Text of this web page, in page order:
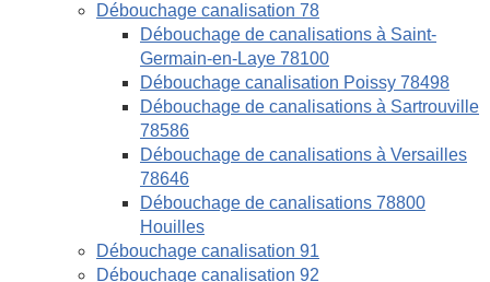
Débouchage canalisation 78
Débouchage de canalisations à Saint-
Germain-en-Laye 78100
Débouchage canalisation Poissy 78498
Débouchage de canalisations à Sartrouville
78586
Débouchage de canalisations à Versailles
78646
Débouchage de canalisations 78800
Houilles
Débouchage canalisation 91
Débouchage canalisation 92